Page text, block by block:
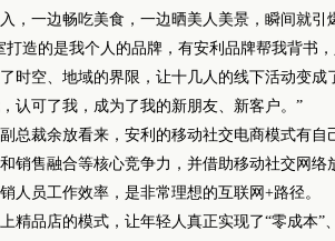
，一边畅吃美食，一边晒美人美景，瞬间就引
打造的是我个人的品牌，有安利品牌帮我背书
时空、地域的界限，让十几人的线下活动变成
认可了我，成为了我的新朋友、新客户。”
裁余放看来，安利的移动社交电商模式有自
销售融合等核心竞争力，并借助移动社交网络
人员工作效率，是非常理想的互联网+路径。
品店的模式，让年轻人真正实现了“零成本”